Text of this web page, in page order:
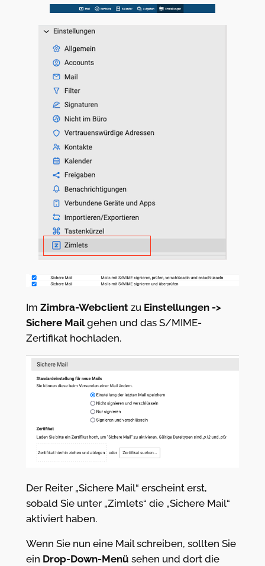
Im Zimbra-Webclientzu Einstellungen ->
Sichere Mailgehen und das S/MIME-
Zertifikat hochladen.
Der Reiter „Sichere Mail“ erscheint erst,
sobald Sie unter „Zimlets“ die „Sichere Mail“
aktiviert haben.
Wenn Sie nun eine Mail schreiben, sollten Sie
ein Drop-Down-Menü sehen und dort die